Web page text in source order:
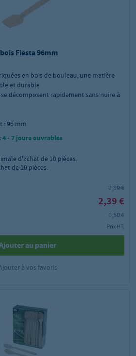
Fiesta 96mm
en bois de bouleau, une matière
et durable
décomposent rapidement sans nuire à
: 96 mm
- 7 jours ouvrables
d'achat de 10 pièces.
de 10 pièces.
2,89 €
2,39 €
0,50 €
Prix HT,
au panier
à vos favoris